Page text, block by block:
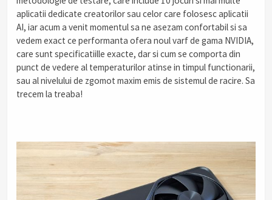
aplicatii dedicate creatorilor sau celor care folosesc aplicatii
AI, iar acum a venit momentul sa ne asezam confortabil si sa
vedem exact ce performanta ofera noul varf de gama NVIDIA,
care sunt specificatiille exacte, dar si cum se comporta din
punct de vedere al temperaturilor atinse in timpul functionarii,
sau al nivelului de zgomot maxim emis de sistemul de racire. Sa
trecem la treaba!